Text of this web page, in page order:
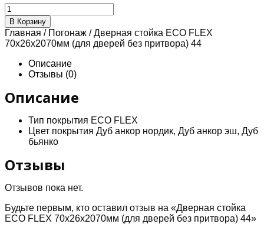
Количество
товара
Дверная
стойка
ECO
FLEX
70х26х2070мм
дверей
без
В Корзину
Главная / Погонаж / Дверная стойка ECO FLEX
70х26х2070мм (для дверей без притвора) 44
Описание
Отзывы (0)
Описание
Тип покрытия ECO FLEX
Цвет покрытия Дуб анкор нордик, Дуб анкор эш, Дуб
бьянко
Отзывы
Отзывов пока нет.
Будьте первым, кто оставил отзыв на «Дверная стойка
ECO FLEX 70х26х2070мм (для дверей без притвора) 44»